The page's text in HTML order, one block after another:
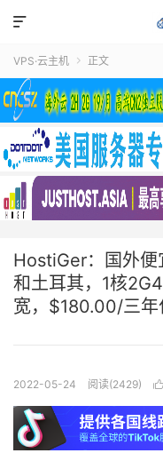

VPS·云主机  正文
HostiGer：国外便
和土耳其，1核
宽，$180.00/三年
2022-05-24 阅读(2429) 